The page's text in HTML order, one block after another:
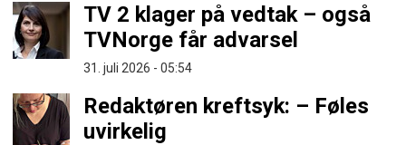
TV 2 klager på vedtak – også
TVNorge får advarsel
31. juli 2026 - 05:54
Redaktøren kreftsyk: – Føles
uvirkelig